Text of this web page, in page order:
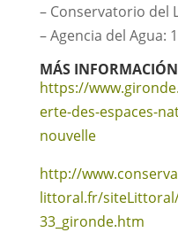
– Conservatorio
– Agencia del Agua:
MÁS INFORMACIÓN
https://
erte-des-espaces-
nouvelle
http://
littoral.fr/
33_gironde.htm